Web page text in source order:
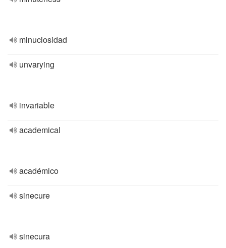
minuciosidad
unvarying
invariable
academical
académico
sinecure
sinecura